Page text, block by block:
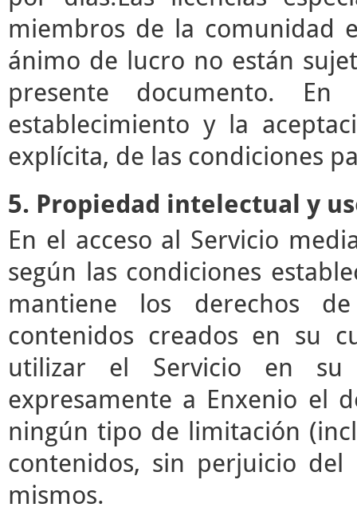
miembros de la comunidad
ánimo de lucro no están
presente documento.
establecimiento y la
explícita, de las condiciones
5. Propiedad intelectual y
En el acceso al Servicio
según las condiciones
mantiene los derechos
contenidos creados en su
utilizar el Servicio en su
expresamente a Enxenio el
ningún tipo de limitación
contenidos, sin perjuicio
mismos.